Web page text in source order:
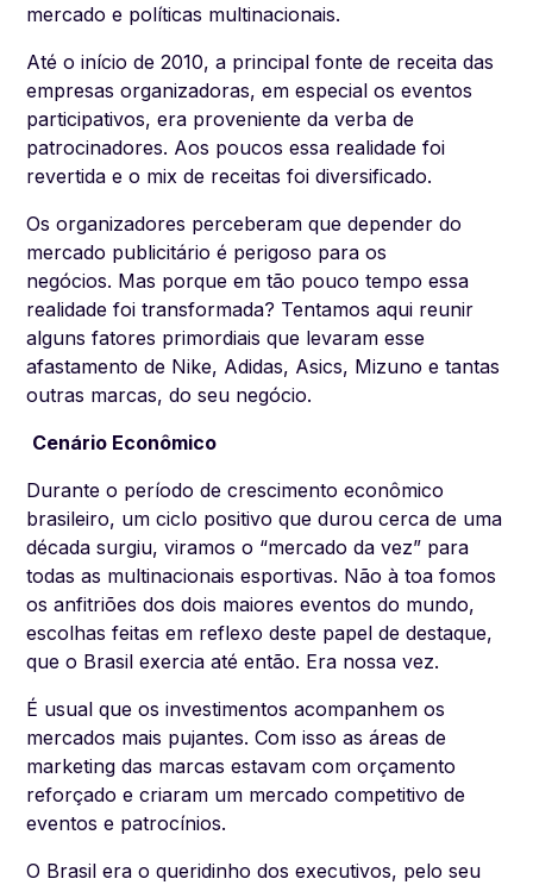
mercado e políticas multinacionais.
Até o início de 2010, a principal fonte de receita das
empresas organizadoras, em especial os eventos
participativos, era proveniente da verba de
patrocinadores. Aos poucos essa realidade foi
revertida e o mix de receitas foi diversificado.
Os organizadores perceberam que depender do
mercado publicitário é perigoso para os
negócios. Mas porque em tão pouco tempo essa
realidade foi transformada? Tentamos aqui reunir
alguns fatores primordiais que levaram esse
afastamento de Nike, Adidas, Asics, Mizuno e tantas
outras marcas, do seu negócio.
Cenário Econômico
Durante o período de crescimento econômico
brasileiro, um ciclo positivo que durou cerca de uma
década surgiu, viramos o “mercado da vez” para
todas as multinacionais esportivas. Não à toa fomos
os anfitriões dos dois maiores eventos do mundo,
escolhas feitas em reflexo deste papel de destaque,
que o Brasil exercia até então. Era nossa vez.
É usual que os investimentos acompanhem os
mercados mais pujantes. Com isso as áreas de
marketing das marcas estavam com orçamento
reforçado e criaram um mercado competitivo de
eventos e patrocínios.
O Brasil era o queridinho dos executivos, pelo seu